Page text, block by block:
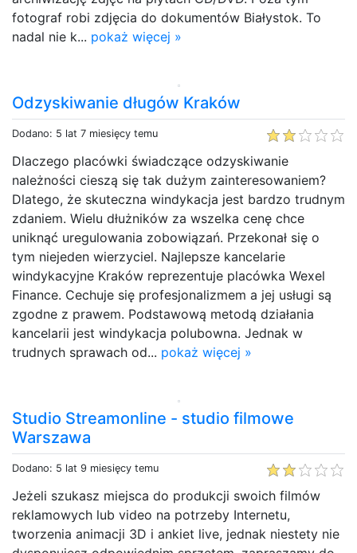
fotograf robi zdjęcia do dokumentów Białystok. To
nadal nie k... pokaż więcej »
Odzyskiwanie długów Kraków
Dodano: 5 lat 7 miesięcy temu
Dlaczego placówki świadczące odzyskiwanie
należności cieszą się tak dużym zainteresowaniem?
Dlatego, że skuteczna windykacja jest bardzo trudnym
zdaniem. Wielu dłużników za wszelka cenę chce
uniknąć uregulowania zobowiązań. Przekonał się o
tym niejeden wierzyciel. Najlepsze kancelarie
windykacyjne Kraków reprezentuje placówka Wexel
Finance. Cechuje się profesjonalizmem a jej usługi są
zgodne z prawem. Podstawową metodą działania
kancelarii jest windykacja polubowna. Jednak w
trudnych sprawach od... pokaż więcej »
Studio Streamonline - studio filmowe
Warszawa
Dodano: 5 lat 9 miesięcy temu
Jeżeli szukasz miejsca do produkcji swoich filmów
reklamowych lub video na potrzeby Internetu,
tworzenia animacji 3D i ankiet live, jednak niestety nie